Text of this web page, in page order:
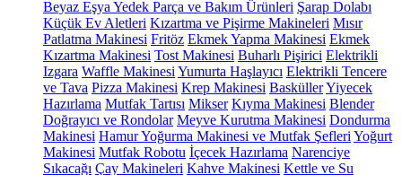
Beyaz Eşya Yedek Parça ve Bakım Ürünleri Şarap Dolabı
Küçük Ev Aletleri Kızartma ve Pişirme Makineleri Mısır
Patlatma Makinesi Fritöz Ekmek Yapma Makinesi Ekmek
Kızartma Makinesi Tost Makinesi Buharlı Pişirici Elektrikli
Izgara Waffle Makinesi Yumurta Haşlayıcı Elektrikli Tencere
ve Tava Pizza Makinesi Krep Makinesi BasküllerYiyecek
Hazırlama Mutfak Tartısı Mikser Kıyma Makinesi Blender
Doğrayıcı ve Rondolar Meyve Kurutma Makinesi Dondurma
Makinesi Hamur Yoğurma Makinesi ve Mutfak Şefleri Yoğurt
Makinesi Mutfak Robotu İçecek Hazırlama Narenciye
Sıkacağı Çay Makineleri Kahve Makinesi Kettle ve Su